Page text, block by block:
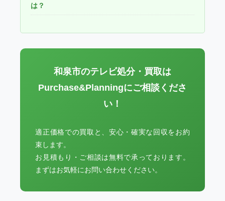
は？
和泉市のテレビ処分・買取は
Purchase&Planningにご相談くださ
い！
適正価格での買取と、安心・確実な回収をお約
束します。
お見積もり・ご相談は無料で承っております。
まずはお気軽にお問い合わせください。